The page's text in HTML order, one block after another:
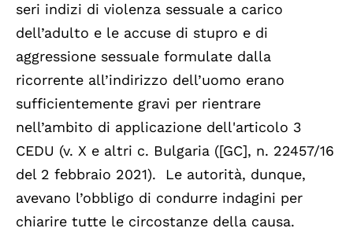
seri indizi di violenza sessuale a carico
dell’adulto e le accuse di stupro e di
aggressione sessuale formulate dalla
ricorrente all’indirizzo dell’uomo erano
sufficientemente gravi per rientrare
nell’ambito di applicazione dell'articolo 3
CEDU (v. X e altri c. Bulgaria ([GC], n. 22457/16
del 2 febbraio 2021). Le autorità, dunque,
avevano l’obbligo di condurre indagini per
chiarire tutte le circostanze della causa.